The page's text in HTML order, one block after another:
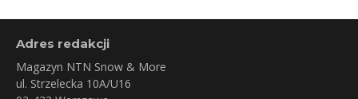
Adres redakcji
Magazyn NTN Snow & More
ul. Strzelecka 10A/U16